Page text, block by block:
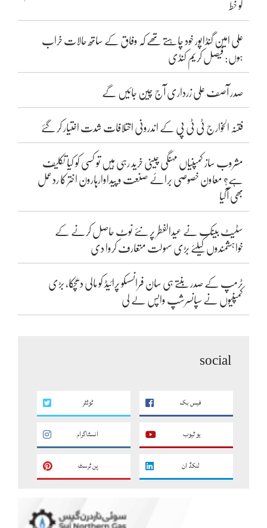
کو خط
علی امین گنڈاپور خود چاہتے تھے کہ وفاق کے ساتھ حالات خراب
ہوں: فیصل کریم کنڈی
صدر آصف علی زرداری آج چین جائیں گے
فتنہ الخوارج ٹی ٹی پی کے اندرونی اختلافات شدت اختیار کر گئے
مشروب ساز کمپنیاں مہنگی چینی خرید رہی ہیں تو کسی کو کیا تکلیف
ہے؟ معاون خصوصی برائے صنعت و پیداوارہارون اختر کا ردعمل
بھی آگیا
سٹیٹ بینک نے عیدالفطر پر نئے نوٹ حاصل کرنے کے
خواہشمندوں کیلئے بڑی سہولت متعارف کروا دی
ٹرمپ کے صدر بنتے ہی سان فرانسسکو پرائیڈ کو مالی دھچکا، بڑی
کمپنیوں نے سپانسرشپ واپس لے لی
social
فیس بک ٹوئٹر
یو ٹیوب انسٹاگرام
لنکڈ ان پن ٹرسٹ